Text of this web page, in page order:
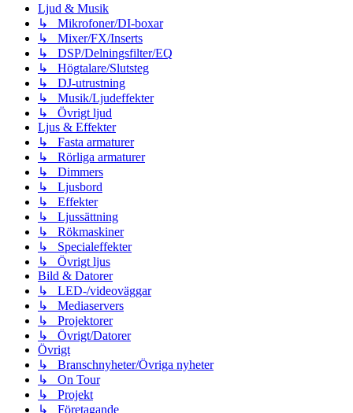
Ljud & Musik
↳ Mikrofoner/DI-boxar
↳ Mixer/FX/Inserts
↳ DSP/Delningsfilter/EQ
↳ Högtalare/Slutsteg
↳ DJ-utrustning
↳ Musik/Ljudeffekter
↳ Övrigt ljud
Ljus & Effekter
↳ Fasta armaturer
↳ Rörliga armaturer
↳ Dimmers
↳ Ljusbord
↳ Effekter
↳ Ljussättning
↳ Rökmaskiner
↳ Specialeffekter
↳ Övrigt ljus
Bild & Datorer
↳ LED-/videoväggar
↳ Mediaservers
↳ Projektorer
↳ Övrigt/Datorer
Övrigt
↳ Branschnyheter/Övriga nyheter
↳ On Tour
↳ Projekt
↳ Företagande